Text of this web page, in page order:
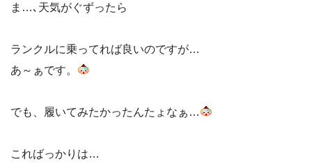
ま…､天気がぐずったら
ランクルに乗ってれば良いのですが…
あ～ぁです。
でも、履いてみたかったんたょなぁ…
こればっかりは…